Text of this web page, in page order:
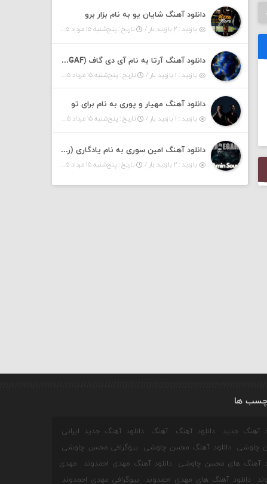
دانلود آهنگ شایان یو به نام بزار برو
بازدید : ۲ بازدید بار / تاریخ : پنج‌شنبه ۱۵ مرداد ۱۴۰۵
دانلود آهنگ آرتا به نام آی دی گاف (IDGAF)
بازدید : ۱ بازدید بار / تاریخ : پنج‌شنبه ۱۵ مرداد ۱۴۰۵
دانلود آهنگ مهیار و پوری به نام برای تو
بازدید : ۱ بازدید بار / تاریخ : پنج‌شنبه ۱۵ مرداد ۱۴۰۵
دانلود آهنگ امین سوری به نام یادگاری (رمیکس)
بازدید : ۲ بازدید بار / تاریخ : پنج‌شنبه ۱۵ مرداد ۱۴۰۵
ها
آهنگ جدید دانلود آهنگ آهنگ
دانلود آهنگ جدید ایرانی
چاوشی
دانلود آهنگ محسن چاوشی
بیوگرافی محسن چاوشی
آهنگ های محسن چاوشی
دانلود آهنگ مهدی احمدوند
مهدی
دانلود آهنگ های مهدی احمدوند بیوگرافی مهدی احمدوند